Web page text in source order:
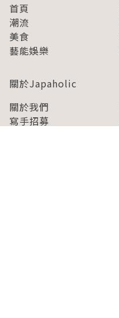
首頁
潮流
美食
藝能娛樂
關於Japaholic
關於我們
寫手招募